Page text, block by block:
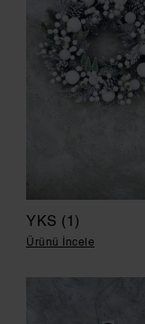
YKS (1)
Ürünü İncele